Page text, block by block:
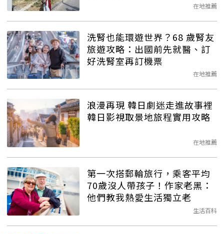
在地推薦
洗腎也能環遊世界？68 歲腎友
旅遊攻略：出國前先就醫、訂
好洗腎室再訂機票
在地推薦
浪漫再現 韓日劇迷走進故事裡
韓日影視取景地旅程實用攻略
在地推薦
第一次搭郵輪旅行，乘客平均
70歲沒人帶孩子！作家老黑：
他們教我熱愛生活獨立老
生活百科